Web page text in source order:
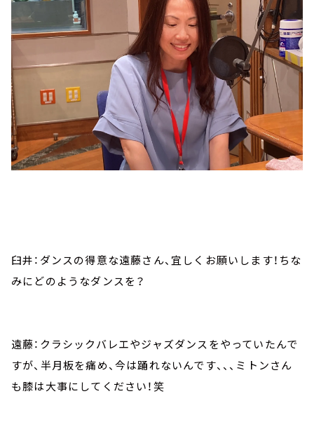
臼井：ダンスの得意な遠藤さん、宜しくお願いします！ちな
みにどのようなダンスを？
遠藤：クラシックバレエやジャズダンスをやっていたんで
すが、半月板を痛め、今は踊れないんです、、、ミトンさん
も膝は大事にしてください！笑